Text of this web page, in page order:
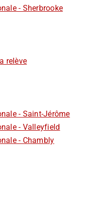
- Sherbrooke
relève
- Saint-Jérôme
- Valleyfield
- Chambly